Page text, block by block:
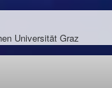
Universität Graz